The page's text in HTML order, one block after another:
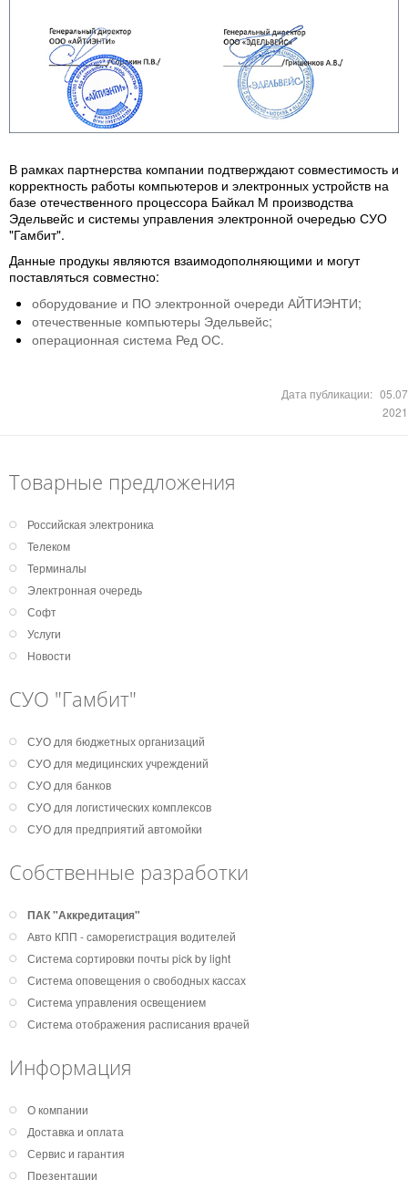
В рамках партнерства компании подтверждают совместимость и
корректность работы компьютеров и электронных устройств на
базе отечественного процессора Байкал М производства
Эдельвейс и системы управления электронной очередью СУО
"Гамбит".
Данные продукы являются взаимодополняющими и могут
поставляться совместно:
оборудование и ПО электронной очереди АЙТИЭНТИ;
отечественные компьютеры Эдельвейс;
операционная система Ред ОС.
Дата публикации: 05.07
2021
Товарные предложения
Российская электроника
Телеком
Терминалы
Электронная очередь
Софт
Услуги
Новости
СУО "Гамбит"
СУО для бюджетных организаций
СУО для медицинских учреждений
СУО для банков
СУО для логистических комплексов
СУО для предприятий автомойки
Собственные разработки
ПАК "Аккредитация"
Авто КПП - саморегистрация водителей
Система сортировки почты pick by light
Система оповещения о свободных кассах
Система управления освещением
Система отображения расписания врачей
Информация
О компании
Доставка и оплата
Сервис и гарантия
Презентации